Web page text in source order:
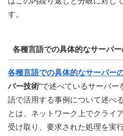
す。
各種言語での具体的なサーバー
各種言語での具体的なサーバー
バー技術“で述べているサーバ
語で活用する事例について述べ
とは、ネットワーク上でクライ
受け取り、要求された処理を実